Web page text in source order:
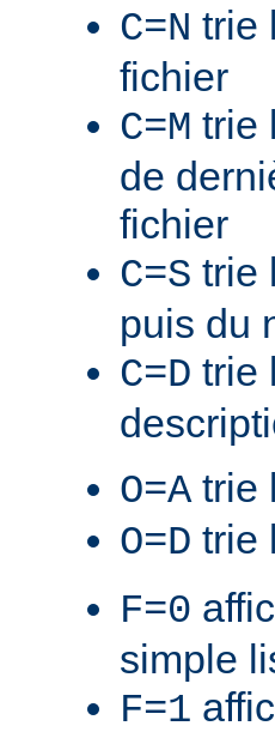
C=N trie
fichier
C=M trie
de
fichier
C=S trie
puis du
C=D trie
O=A trie
O=D trie
F=0
simple
F=1